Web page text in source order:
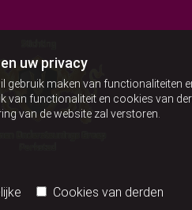
uw privacy
gebruik maken van functionaliteiten
van functionaliteit en cookies van
van de website zal verstoren.
Cookies van derden